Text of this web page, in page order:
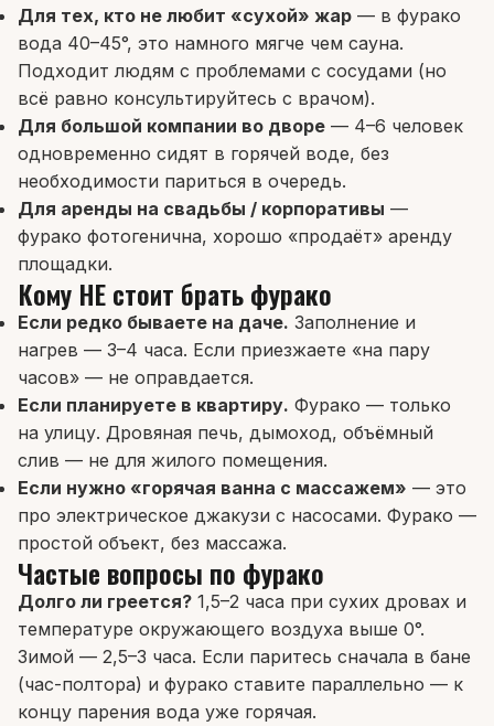
Для тех, кто не любит «сухой» жар — в фурако
вода 40–45°, это намного мягче чем сауна.
Подходит людям с проблемами с сосудами (но
всё равно консультируйтесь с врачом).
Для большой компании во дворе — 4–6 человек
одновременно сидят в горячей воде, без
необходимости париться в очередь.
Для аренды на свадьбы / корпоративы —
фурако фотогенична, хорошо «продаёт» аренду
площадки.
Кому НЕ стоит брать фурако
Если редко бываете на даче. Заполнение и
нагрев — 3–4 часа. Если приезжаете «на пару
часов» — не оправдается.
Если планируете в квартиру. Фурако — только
на улицу. Дровяная печь, дымоход, объёмный
слив — не для жилого помещения.
Если нужно «горячая ванна с массажем» — это
про электрическое джакузи с насосами. Фурако —
простой объект, без массажа.
Частые вопросы по фурако
Долго ли греется? 1,5–2 часа при сухих дровах и
температуре окружающего воздуха выше 0°.
Зимой — 2,5–3 часа. Если паритесь сначала в бане
(час-полтора) и фурако ставите параллельно — к
концу парения вода уже горячая.